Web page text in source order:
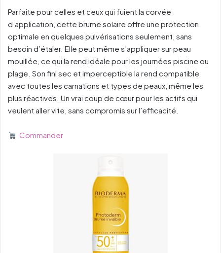
Parfaite pour celles et ceux qui fuient la corvée
d’application, cette brume solaire offre une protection
optimale en quelques pulvérisations seulement, sans
besoin d’étaler. Elle peut même s’appliquer sur peau
mouillée, ce qui la rend idéale pour les journées piscine ou
plage. Son fini sec et imperceptible la rend compatible
avec toutes les carnations et types de peaux, même les
plus réactives. Un vrai coup de cœur pour les actifs qui
veulent aller vite, sans compromis sur l’efficacité.
Commander